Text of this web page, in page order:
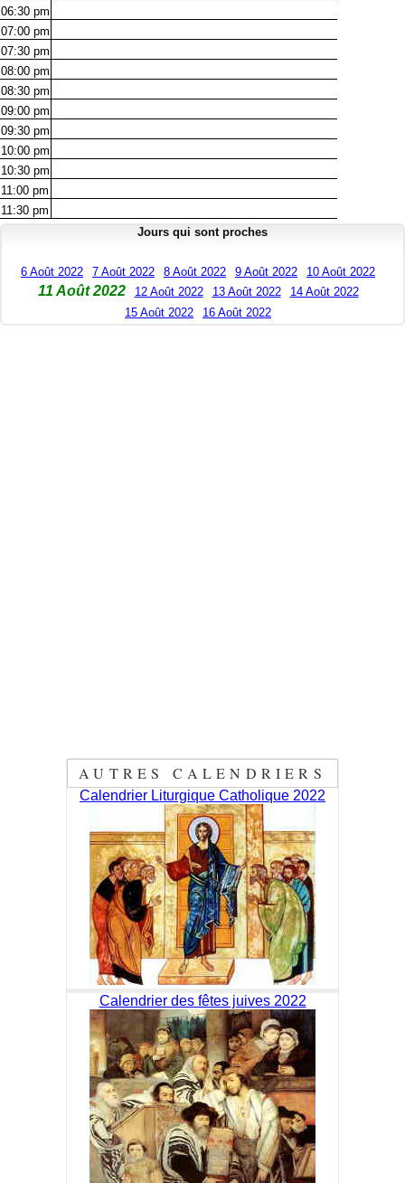
06:30 pm
07:00 pm
07:30 pm
08:00 pm
08:30 pm
09:00 pm
09:30 pm
10:00 pm
10:30 pm
11:00 pm
11:30 pm
Jours qui sont proches
6 Août 2022 7 Août 2022 8 Août 2022 9 Août 2022 10 Août 2022
11 Août 2022 12 Août 2022 13 Août 2022
14 Août 2022
15 Août 2022
16 Août 2022
AUTRES CALENDRIERS
Calendrier Liturgique Catholique 2022
Calendrier des fêtes juives 2022